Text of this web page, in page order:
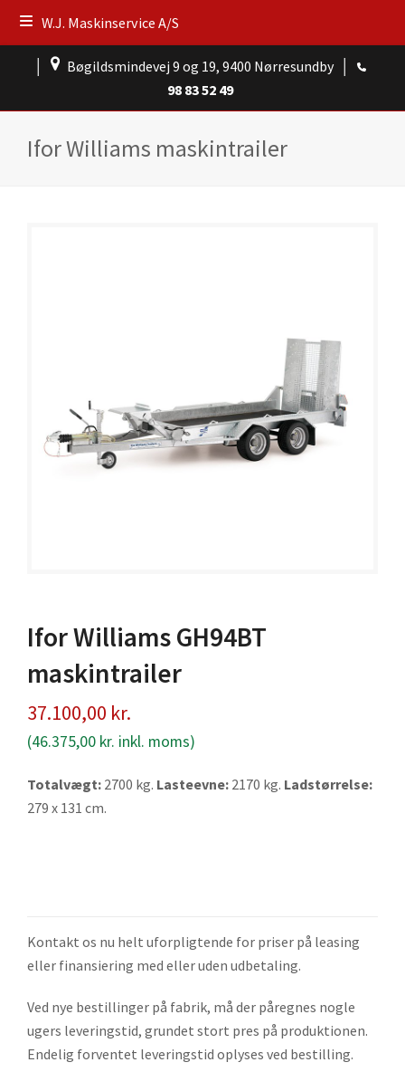
W.J. Maskinservice A/S
Bøgildsmindevej 9 og 19, 9400 Nørresundby
98 83 52 49
Ifor Williams maskintrailer
Ifor Williams GH94BT
maskintrailer
37.100,00 kr.
(46.375,00 kr. inkl. moms)
Totalvægt: 2700 kg. Lasteevne: 2170 kg. Ladstørrelse:
279 x 131 cm.
Kontakt os nu helt uforpligtende for priser på leasing
eller finansiering med eller uden udbetaling.
Ved nye bestillinger på fabrik, må der påregnes nogle
ugers leveringstid, grundet stort pres på produktionen.
Endelig forventet leveringstid oplyses ved bestilling.